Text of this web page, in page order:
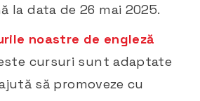
la data de 26 mai 2025.
noastre de engleză
cursuri sunt adaptate
să promoveze cu